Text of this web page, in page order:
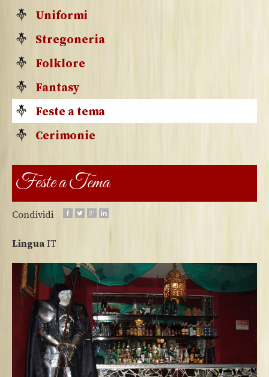
Uniformi
Stregoneria
Folklore
Fantasy
Feste a tema
Cerimonie
Feste a Tema
Condividi
Lingua IT